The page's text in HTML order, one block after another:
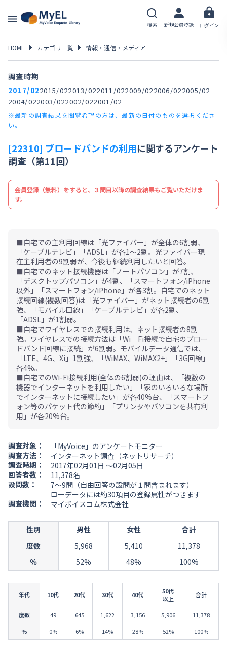
検索 新規会員登録 ログイン
HOME カテゴリ一覧 情報・通信・メディア
調査時期
2017/022015/022013/022011/022009/022006/022005/02
2004/022003/022002/022001/02
※最新の調査結果を閲覧希望の方は、最新の日付のものを選択くださ
い。
[22310] ブロードバンドの利用に関するアンケート
調査（第11回）
会員登録（無料） をすると、３問目以降の調査結果もご覧いただけま
す。
■自宅での主利用回線は「光ファイバー」が全体の6割弱、
「ケーブルテレビ」「ADSL」が各1～2割。光ファイバー現
在主利用者の9割弱が、今後も継続利用したいと回答。
■自宅でのネット接続機器は「ノートパソコン」が7割、
「デスクトップパソコン」が4割、「スマートフォン/iPhone
以外」「スマートフォン/iPhone」が各3割。自宅でのネット
接続回線(複数回答)は「光ファイバー」がネット接続者の6割
強、「モバイル回線」「ケーブルテレビ」が各2割、
「ADSL」が1割弱。
■自宅でワイヤレスでの接続利用は、ネット接続者の8割
強。ワイヤレスでの接続方法は「Wi‐Fi接続で自宅のブロー
ドバンド回線に接続」が6割弱。モバイルデータ通信では、
「LTE、4G、Xi」1割強、「WiMAX、WiMAX2+」「3G回線」
各4%。
■自宅でのWi-Fi接続利用(全体の6割弱)の理由は、「複数の
機器でインターネットを利用したい」「家のいろいろな場所
でインターネットに接続したい」が各40%台、「スマートフ
ォン等のパケット代の節約」「プリンタやパソコンを共有利
用」が各20%台。
調査対象：
「MyVoice」のアンケートモニター
調査方法：
インターネット調査（ネットリサーチ）
調査時期：
2017年02月01日 ～02月05日
回答者数：
11,378名
設問数：
7～9問（自由回答の設問が１問含まれます）
ローデータには約30項目の登録属性がつきます
調査機関：
マイボイスコム株式会社
性別 男性 女性
合計
度数
5,968 5,410
11,378
％
52% 48% 100%
年代 10代 20代 30代 40代
50代
以上
合計
度数 49 645 1,622 3,156 5,906
11,378
％
0% 6% 14% 28% 52% 100%